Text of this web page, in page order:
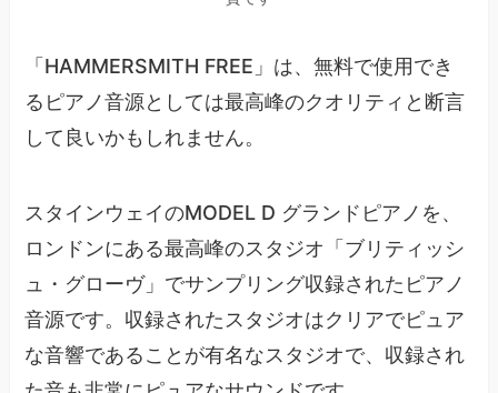
「HAMMERSMITH FREE」は、無料で使用でき
るピアノ音源としては最高峰のクオリティと断言
して良いかもしれません。
スタインウェイのMODEL D グランドピアノを、
ロンドンにある最高峰のスタジオ「ブリティッシ
ュ・グローヴ」でサンプリング収録されたピアノ
音源です。収録されたスタジオはクリアでピュア
な音響であることが有名なスタジオで、収録され